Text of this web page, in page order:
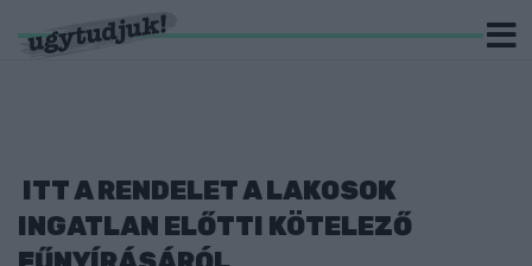
ITT A RENDELET A LAKOSOK
INGATLAN ELŐTTI KÖTELEZŐ